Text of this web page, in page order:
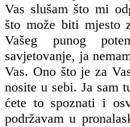
Vas slušam što mi
što može biti mjesto
Vašeg punog
savjetovanje, ja
Vas. Ono što je za
nosite u sebi. Ja sam
ćete to spoznati i
podržavam u